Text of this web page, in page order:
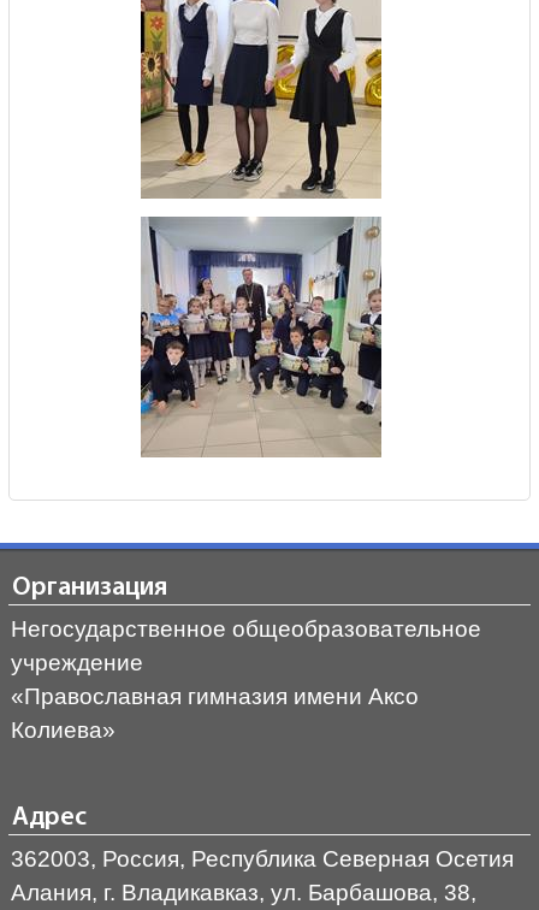
Организация
Негосударственное общеобразовательное
учреждение
«Православная гимназия имени Аксо
Колиева»
Адрес
362003, Россия, Республика Северная Осетия
Алания, г. Владикавказ, ул. Барбашова, 38,